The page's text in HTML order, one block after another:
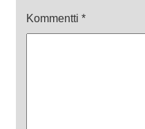
Kommentti *